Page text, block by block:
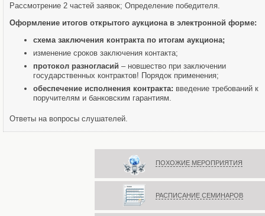
Рассмотрение 2 частей заявок; Определение победителя.
Оформление итогов открытого аукциона в электронной форме:
схема заключения контракта по итогам аукциона;
изменение сроков заключения контакта;
протокол разногласий – новшество при заключении
государственных контрактов! Порядок применения;
обеспечение исполнения контракта: введение требований к
поручителям и банковским гарантиям.
Ответы на вопросы слушателей.
ПОХОЖИЕ МЕРОПРИЯТИЯ
РАСПИСАНИЕ СЕМИНАРОВ